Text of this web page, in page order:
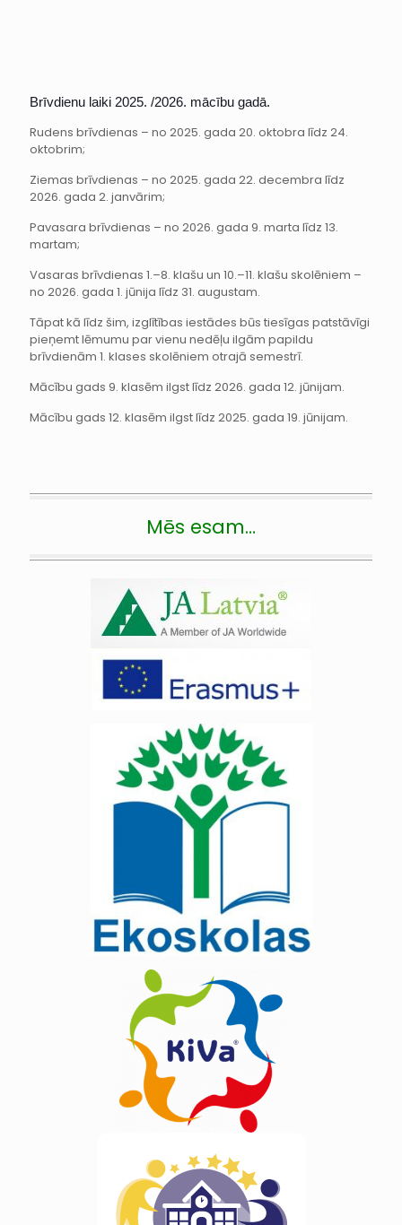
Brīvdienu laiki 2025. /2026. mācību gadā.
Rudens brīvdienas – no 2025. gada 20. oktobra līdz 24.
oktobrim;
Ziemas brīvdienas – no 2025. gada 22. decembra līdz
2026. gada 2. janvārim;
Pavasara brīvdienas – no 2026. gada 9. marta līdz 13.
martam;
Vasaras brīvdienas 1.–8. klašu un 10.–11. klašu skolēniem –
no 2026. gada 1. jūnija līdz 31. augustam.
Tāpat kā līdz šim, izglītības iestādes būs tiesīgas patstāvīgi
pieņemt lēmumu par vienu nedēļu ilgām papildu
brīvdienām 1. klases skolēniem otrajā semestrī.
Mācību gads 9. klasēm ilgst līdz 2026. gada 12. jūnijam.
Mācību gads 12. klasēm ilgst līdz 2025. gada 19. jūnijam.
Mēs esam…